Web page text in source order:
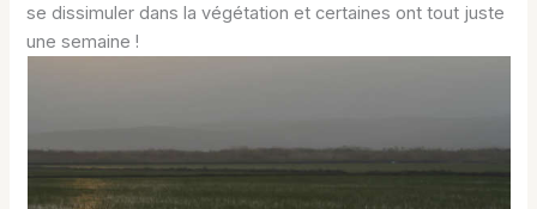
se dissimuler dans la végétation et certaines ont tout juste
une semaine !